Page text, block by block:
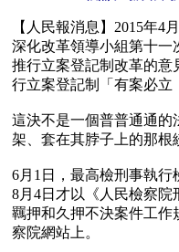
【人民報消息】2015年4
深化改革領導小組第十一
推行立案登記制改革的意
行立案登記制「有案必立
這決不是一個普普通通的
架、套在其脖子上的那根
6月1日，最高檢刑事執行
8月4日才以《人民檢察院
羈押和久押不決案件工作
察院網站上。